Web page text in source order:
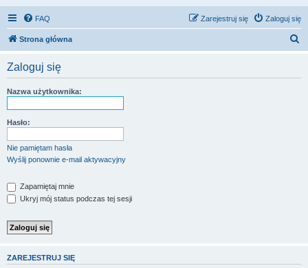
FAQ Zaloguj się
Zarejestruj się
Strona główna
Zaloguj się
Nazwa użytkownika:
Hasło:
Nie pamiętam hasła
Wyślij ponownie e-mail aktywacyjny
Zapamiętaj mnie
Ukryj mój status podczas tej sesji
ZAREJESTRUJ SIĘ